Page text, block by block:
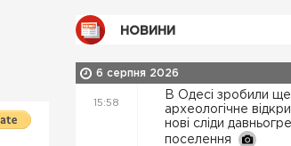
НОВИНИ
6 серпня 2026
15:58
В Одесі зробили
археологічне
нові сліди
поселення